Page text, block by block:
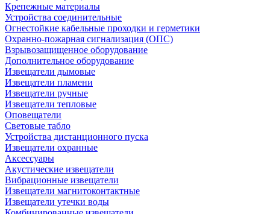
Крепежные материалы
Устройства соединительные
Огнестойкие кабельные проходки и герметики
Охранно-пожарная сигнализация (ОПС)
Взрывозащищенное оборудование
Дополнительное оборудование
Извещатели дымовые
Извещатели пламени
Извещатели ручные
Извещатели тепловые
Оповещатели
Световые табло
Устройства дистанционного пуска
Извещатели охранные
Аксессуары
Акустические извещатели
Вибрационные извещатели
Извещатели магнитоконтактные
Извещатели утечки воды